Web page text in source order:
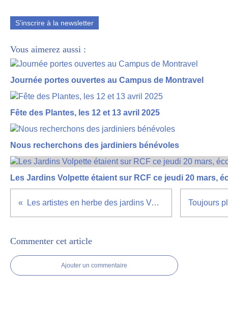
S'inscrire à la newsletter
Vous aimerez aussi :
Journée portes ouvertes au Campus de Montravel
Fête des Plantes, les 12 et 13 avril 2025
Nous recherchons des jardiniers bénévoles
Les Jardins Volpette étaient sur RCF ce jeudi 20 mars,
Les artistes en herbe des jardins Volpette
Commenter cet article
Ajouter un commentaire